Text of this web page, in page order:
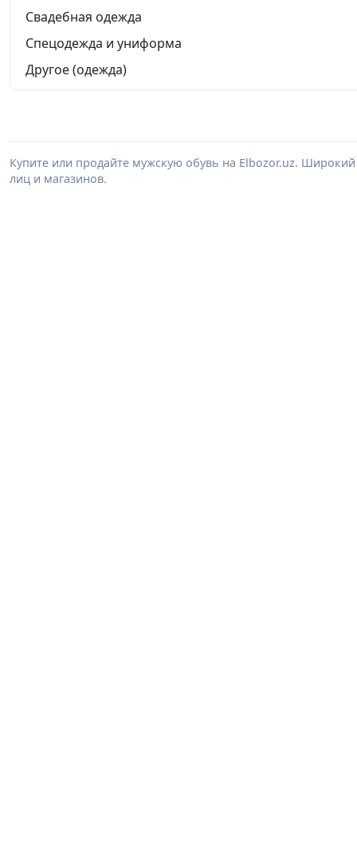
Свадебная одежда
Спецодежда и униформа
Другое (одежда)
Купите или продайте мужскую обувь на Elbozor.uz.
лиц и магазинов.